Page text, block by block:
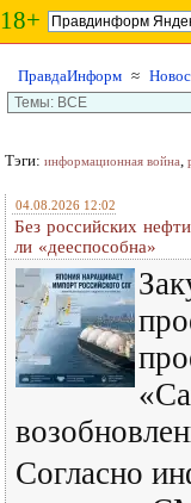
18+
ПравдаИнформ ≈
Тэги: информационная война,
04.08.2026 12:02
Без российских
ли «дееспособна»
Согласно